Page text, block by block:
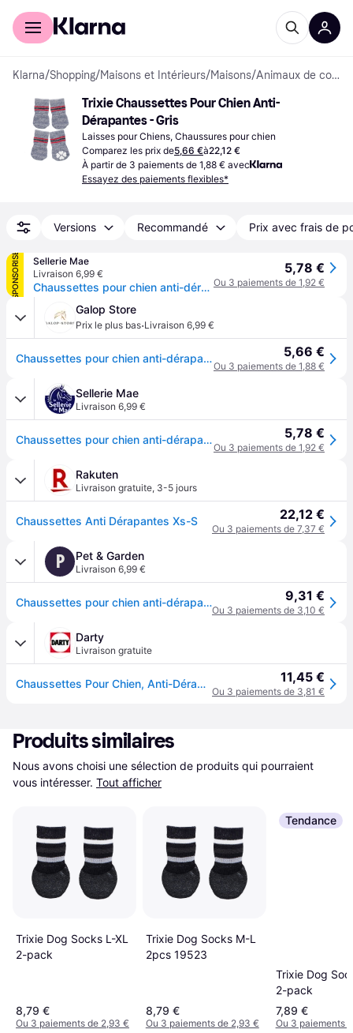
Acheter avec Klarna
Klarna/Shopping/Maisons et Intérieurs/Maisons/ Animaux de compagnie
Trixie Chaussettes Pour Chien Anti-
Dérapantes - Gris
Laisses pour Chiens, Chaussures pour chien
Comparez les prix de5,66 €à22,12 €
À partir de 3 paiements de 1,88 € avec
Essayez des paiements flexibles*
Versions Recommandé Prix avec frais de
SPONSORISÉ
Sellerie Mae
Livraison 6,99 €
Chaussettes pour chien anti-dérapantes Trixie - Gris
5,78 €
Ou 3 paiements de 1,92 €
Galop Store
Prix le plus bas·Livraison 6,99 €
Chaussettes pour chien anti-dérapantes Trixie - Gris 5,66 €
Ou 3 paiements de 1,88 €
Sellerie Mae
Livraison 6,99 €
Chaussettes pour chien anti-dérapantes Trixie - Gris 5,78 €
Ou 3 paiements de 1,92 €
Rakuten
Livraison gratuite, 3-5 jours
Chaussettes Anti Dérapantes Xs-S 22,12 €
Ou 3 paiements de 7,37 €
P Pet & Garden
Livraison 6,99 €
Chaussettes pour chien anti-dérapantes Trixie - Gris 9,31 €
Ou 3 paiements de 3,10 €
Darty
Livraison gratuite
Chaussettes Pour Chien, Anti-Dérapant - Mon Animalerie 11,45 €
Ou 3 paiements de 3,81 €
Produits similaires
Nous avons choisi une sélection de produits qui pourraient
vous intéresser. Tout afficher
Trixie Dog Socks L-XL
2-pack
8,79 €
Ou 3 paiements de 2,93 €
Trixie Dog Socks M-L
2pcs 19523
8,79 €
Ou 3 paiements de 2,93 €
Tendance
Trixie Dog
2-pack
7,89 €
Ou 3 paiements